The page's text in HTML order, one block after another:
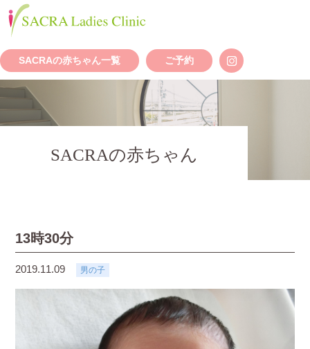
SACRAの赤ちゃん一覧 ご予約
SACRAの赤ちゃん
13時30分
2019.11.09 男の子